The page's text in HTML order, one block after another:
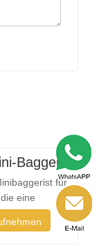
Rippa R319 Mini-Bagger – 1-Tonnen-Kompaktbagger
für
eine
und einfach
für